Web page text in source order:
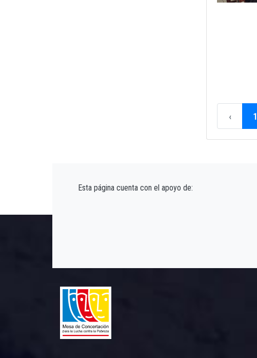
‹ 1
Esta página cuenta con el apoyo de: